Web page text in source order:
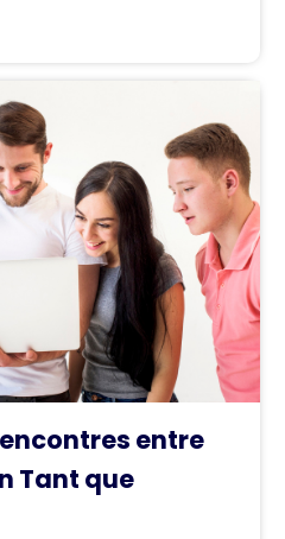
entre
Tant que